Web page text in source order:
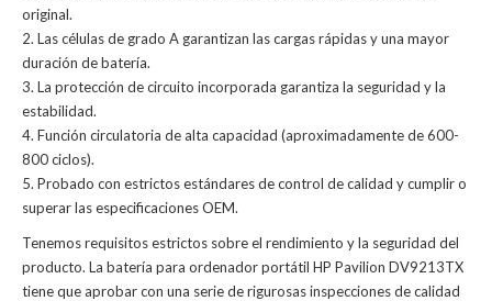
original.
2. Las células de grado A garantizan las cargas rápidas y una mayor
duración de batería.
3. La protección de circuito incorporada garantiza la seguridad y la
estabilidad.
4. Función circulatoria de alta capacidad (aproximadamente de 600-
800 ciclos).
5. Probado con estrictos estándares de control de calidad y cumplir o
superar las especificaciones OEM.
Tenemos requisitos estrictos sobre el rendimiento y la seguridad del
producto. La batería para ordenador portátil HP Pavilion DV9213TX
tiene que aprobar con una serie de rigurosas inspecciones de calidad